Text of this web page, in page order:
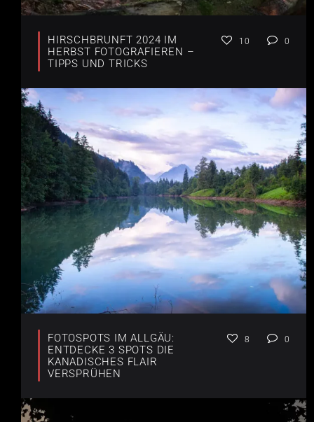
HIRSCHBRUNFT 2024 IM
HERBST FOTOGRAFIEREN –
TIPPS UND TRICKS
10 0
FOTOSPOTS IM ALLGÄU:
ENTDECKE 3 SPOTS DIE
KANADISCHES FLAIR
VERSPRÜHEN
8 0